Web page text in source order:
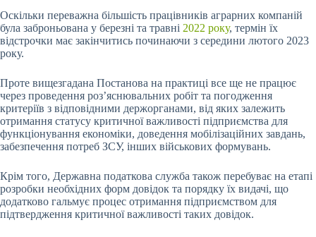
Оскільки переважна більшість працівників аграрних компаній
була заброньована у березні та травні 2022 року, термін їх
відстрочки має закінчитись починаючи з середини лютого 2023
року.
Проте вищезгадана Постанова на практиці все ще не працює
через проведення роз’яснювальних робіт та погодження
критеріїв з відповідними держорганами, від яких залежить
отримання статусу критичної важливості підприємства для
функціонування економіки, доведення мобілізаційних завдань,
забезпечення потреб ЗСУ, інших військових формувань.
Крім того, Державна податкова служба також перебуває на етапі
розробки необхідних форм довідок та порядку їх видачі, що
додатково гальмує процес отримання підприємством для
підтвердження критичної важливості таких довідок.